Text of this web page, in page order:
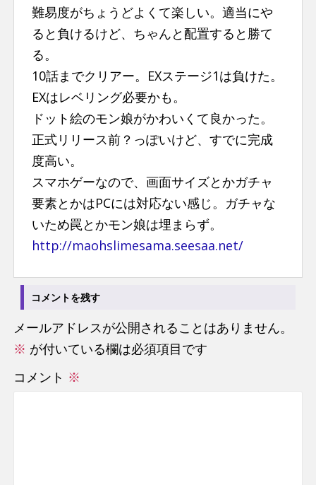
難易度がちょうどよくて楽しい。適当にや
ると負けるけど、ちゃんと配置すると勝て
る。
10話までクリアー。EXステージ1は負けた。
EXはレベリング必要かも。
ドット絵のモン娘がかわいくて良かった。
正式リリース前？っぽいけど、すでに完成
度高い。
スマホゲーなので、画面サイズとかガチャ
要素とかはPCには対応ない感じ。ガチャな
いため罠とかモン娘は埋まらず。
http://maohslimesama.seesaa.net/
コメントを残す
メールアドレスが公開されることはありません。
※ が付いている欄は必須項目です
コメント ※